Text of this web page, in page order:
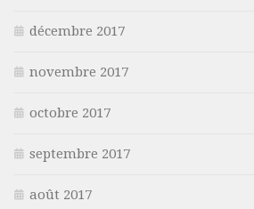
décembre 2017
novembre 2017
octobre 2017
septembre 2017
août 2017